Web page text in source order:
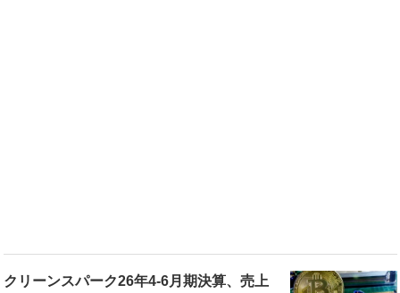
クリーンスパーク26年4-6月期決算、売上